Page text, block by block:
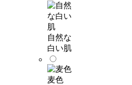
自然な
白い肌
麦色